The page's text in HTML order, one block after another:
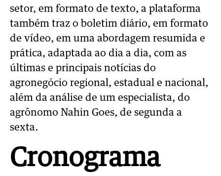
setor, em formato de texto, a plataforma
também traz o boletim diário, em formato
de vídeo, em uma abordagem resumida e
prática, adaptada ao dia a dia, com as
últimas e principais notícias do
agronegócio regional, estadual e nacional,
além da análise de um especialista, do
agrônomo Nahin Goes, de segunda a
sexta.
Cronograma